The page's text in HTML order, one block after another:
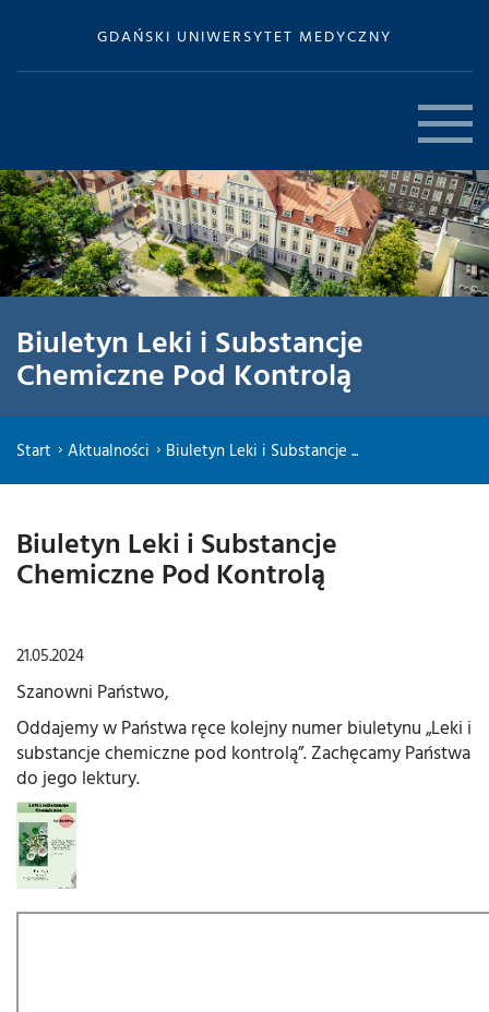
GDAŃSKI UNIWERSYTET MEDYCZNY
Biuletyn Leki i Substancje
Chemiczne Pod Kontrolą
Start Aktualności Biuletyn Leki i Substancje ...
Biuletyn Leki i Substancje
Chemiczne Pod Kontrolą
21.05.2024
Szanowni Państwo,
Oddajemy w Państwa ręce kolejny numer biuletynu „Leki i
substancje chemiczne pod kontrolą”. Zachęcamy Państwa
do jego lektury.